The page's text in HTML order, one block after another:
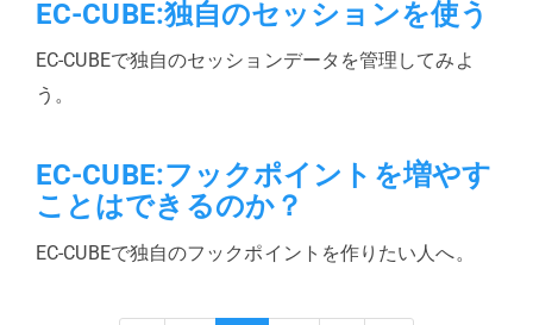
EC-CUBE:独自のセッションを使う
EC-CUBEで独自のセッションデータを管理してみよ
う。
EC-CUBE:フックポイントを増やす
ことはできるのか？
EC-CUBEで独自のフックポイントを作りたい人へ。